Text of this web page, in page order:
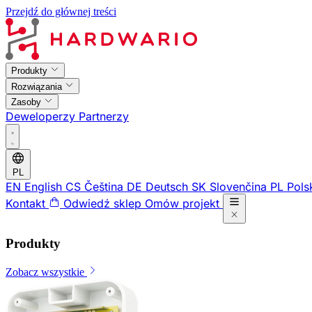
Przejdź do głównej treści
Produkty
Rozwiązania
Zasoby
Deweloperzy Partnerzy
PL
EN English CS Čeština DE Deutsch SK Slovenčina PL
Kontakt
Odwiedź sklep Omów projekt
Produkty
Zobacz wszystkie